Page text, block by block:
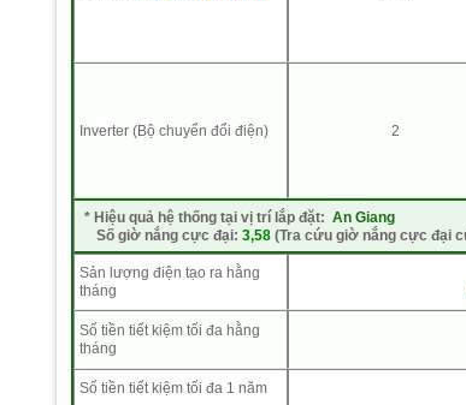
Inverter (Bộ chuyển đổi điện) 2
* Hiệu quả hệ thống tại vị trí lắp đặt: An Giang
Số giờ nắng cực đại: 3,58 (Tra cứu giờ nắng cực đại
Sản lượng điện tạo ra hằng
tháng
Số tiền tiết kiệm tối đa hằng
tháng
Số tiền tiết kiệm tối đa 1 năm